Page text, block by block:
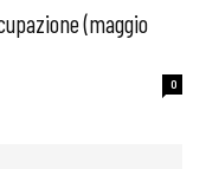
(maggio
0